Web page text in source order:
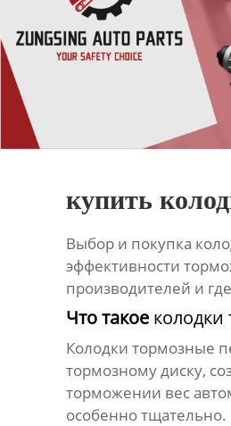
купить
Выбор и покупка
эффективности
производителей и
Что такое
Колодки тормозные
тормозному диску,
торможении вес
особенно тщательно.